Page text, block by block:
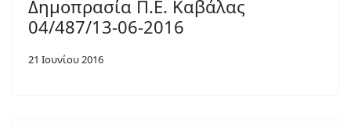
Δημοπρασία Π.Ε. Καβάλας
04/487/13-06-2016
21 Ιουνίου 2016